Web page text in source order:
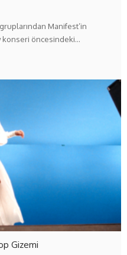
Manifest’in
konseri öncesindeki…
Gizemi